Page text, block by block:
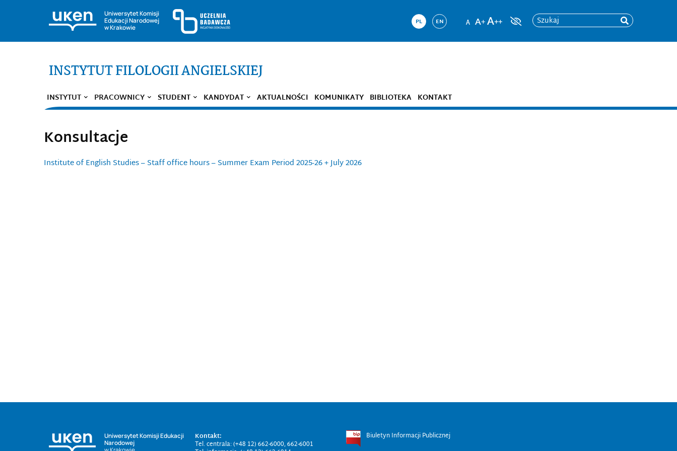
Uniwersytet Komisji
Edukacji Narodowej
w Krakowie
PL EN Szukaj
INSTYTUT FILOLOGII ANGIELSKIEJ
INSTYTUT PRACOWNICY STUDENT KANDYDAT AKTUALNOŚCI KOMUNIKATY BIBLIOTEKA KONTAKT
Konsultacje
Institute of English Studies – Staff office hours – Summer Exam Period 2025-26 + July 2026
Uniwersytet Komisji Edukacji
Narodowej
Kontakt:
Tel. centrala: (+48 12) 662-6000, 662-6001
Biuletyn Informacji Publicznej